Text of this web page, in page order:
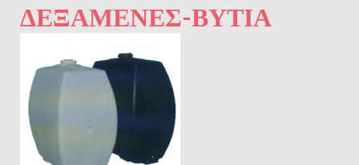
ΔΕΞΑΜΕΝΈΣ-ΒΥΤΊΑ